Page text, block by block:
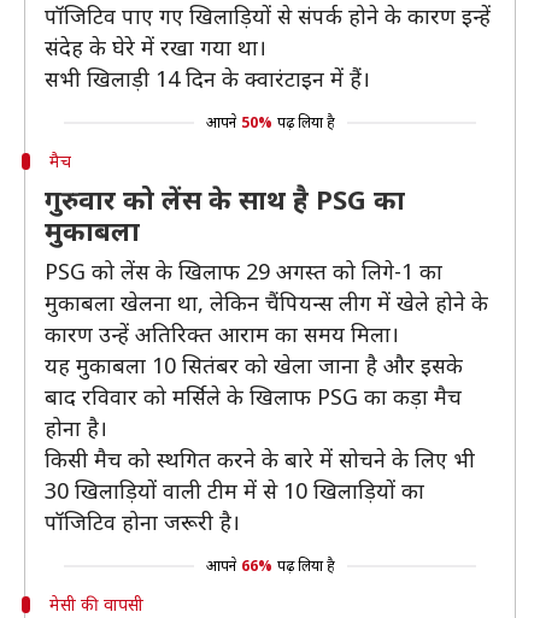
पॉजिटिव पाए गए खिलाड़ियों से संपर्क होने के कारण इन्हें
संदेह के घेरे में रखा गया था।
सभी खिलाड़ी 14 दिन के क्वारंटाइन में हैं।
आपने 50% पढ़ लिया है
मैच
गुरुवार को लेंस के साथ है PSG का
मुकाबला
PSG को लेंस के खिलाफ 29 अगस्त को लिगे-1 का
मुकाबला खेलना था, लेकिन चैंपियन्स लीग में खेले होने के
कारण उन्हें अतिरिक्त आराम का समय मिला।
यह मुकाबला 10 सितंबर को खेला जाना है और इसके
बाद रविवार को मर्सिले के खिलाफ PSG का कड़ा मैच
होना है।
किसी मैच को स्थगित करने के बारे में सोचने के लिए भी
30 खिलाड़ियों वाली टीम में से 10 खिलाड़ियों का
पॉजिटिव होना जरूरी है।
आपने 66% पढ़ लिया है
मेसी की वापसी